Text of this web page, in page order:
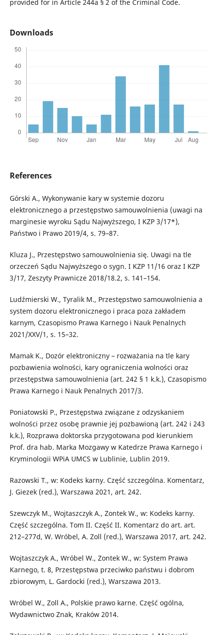
provided for in Article 244a § 2 of the Criminal Code.
Downloads
References
Górski A., Wykonywanie kary w systemie dozoru
elektronicznego a przestępstwo samouwolnienia (uwagi na
marginesie wyroku Sądu Najwyższego, I KZP 3/17*),
Państwo i Prawo 2019/4, s. 79–87.
Kluza J., Przestępstwo samouwolnienia się. Uwagi na tle
orzeczeń Sądu Najwyższego o sygn. I KZP 11/16 oraz I KZP
3/17, Zeszyty Prawnicze 2018/18.2, s. 141–154.
Ludźmierski W., Tyralik M., Przestępstwo samouwolnienia a
system dozoru elektronicznego i praca poza zakładem
karnym, Czasopismo Prawa Karnego i Nauk Penalnych
2021/XXV/1, s. 15–32.
Mamak K., Dozór elektroniczny – rozważania na tle kary
pozbawienia wolności, kary ograniczenia wolności oraz
przestępstwa samouwolnienia (art. 242 § 1 k.k.), Czasopismo
Prawa Karnego i Nauk Penalnych 2017/3.
Poniatowski P., Przestępstwa związane z odzyskaniem
wolności przez osobę prawnie jej pozbawioną (art. 242 i 243
k.k.), Rozprawa doktorska przygotowana pod kierunkiem
Prof. dra hab. Marka Mozgawy w Katedrze Prawa Karnego i
Kryminologii WPiA UMCS w Lublinie, Lublin 2019.
Razowski T., w: Kodeks karny. Część szczególna. Komentarz,
J. Giezek (red.), Warszawa 2021, art. 242.
Szewczyk M., Wojtaszczyk A., Zontek W., w: Kodeks karny.
Część szczególna. Tom II. Część II. Komentarz do art. art.
212–277d, W. Wróbel, A. Zoll (red.), Warszawa 2017, art. 242.
Wojtaszczyk A., Wróbel W., Zontek W., w: System Prawa
Karnego, t. 8, Przestępstwa przeciwko państwu i dobrom
zbiorowym, L. Gardocki (red.), Warszawa 2013.
Wróbel W., Zoll A., Polskie prawo karne. Część ogólna,
Wydawnictwo Znak, Kraków 2014.